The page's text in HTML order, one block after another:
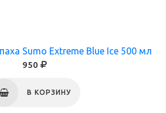
Sumo Extreme Blue Ice 500 мл
950
В КОРЗИНУ